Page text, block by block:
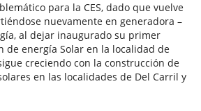
para la CES, dado que vuelve
nuevamente en generadora –
al dejar inaugurado su primer
de energía Solar en la localidad de
creciendo con la construcción de
en las localidades de Del Carril y